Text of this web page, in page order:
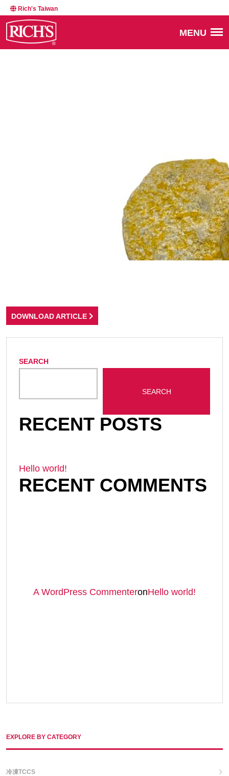
Rich's Taiwan
MENU
DOWNLOAD ARTICLE
SEARCH
SEARCH
RECENT POSTS
Hello world!
RECENT COMMENTS
A WordPress CommenteronHello world!
EXPLORE BY CATEGORY
冷凍TCCS